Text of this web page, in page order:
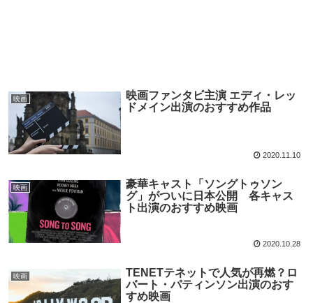
映画
映画ファンタビ主演 エディ・レッ
ドメイン出演のおすすめ作品
2020.11.10
映画
豪華キャスト「ソングトゥソン
グ」がついに日本公開 各キャス
ト出演のおすすめ映画
2020.10.28
映画
TENETテネットで人気が再燃？ロ
バート・パティンソン出演のおす
すめ映画